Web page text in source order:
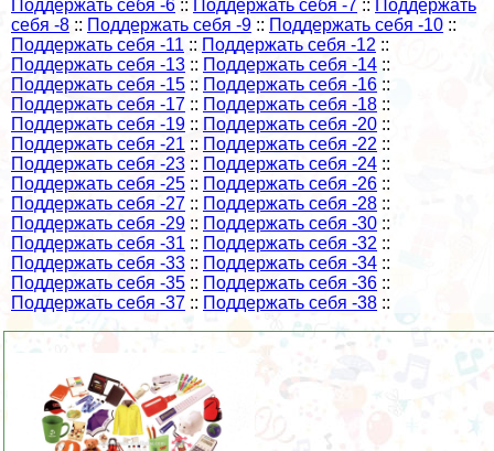
Поддержать себя -6 :: Поддержать себя -7 :: Поддержать
себя -8 :: Поддержать себя -9 :: Поддержать себя -10 ::
Поддержать себя -11 :: Поддержать себя -12 ::
Поддержать себя -13 :: Поддержать себя -14 ::
Поддержать себя -15 :: Поддержать себя -16 ::
Поддержать себя -17 :: Поддержать себя -18 ::
Поддержать себя -19 :: Поддержать себя -20 ::
Поддержать себя -21 :: Поддержать себя -22 ::
Поддержать себя -23 :: Поддержать себя -24 ::
Поддержать себя -25 :: Поддержать себя -26 ::
Поддержать себя -27 :: Поддержать себя -28 ::
Поддержать себя -29 :: Поддержать себя -30 ::
Поддержать себя -31 :: Поддержать себя -32 ::
Поддержать себя -33 :: Поддержать себя -34 ::
Поддержать себя -35 :: Поддержать себя -36 ::
Поддержать себя -37 :: Поддержать себя -38 ::